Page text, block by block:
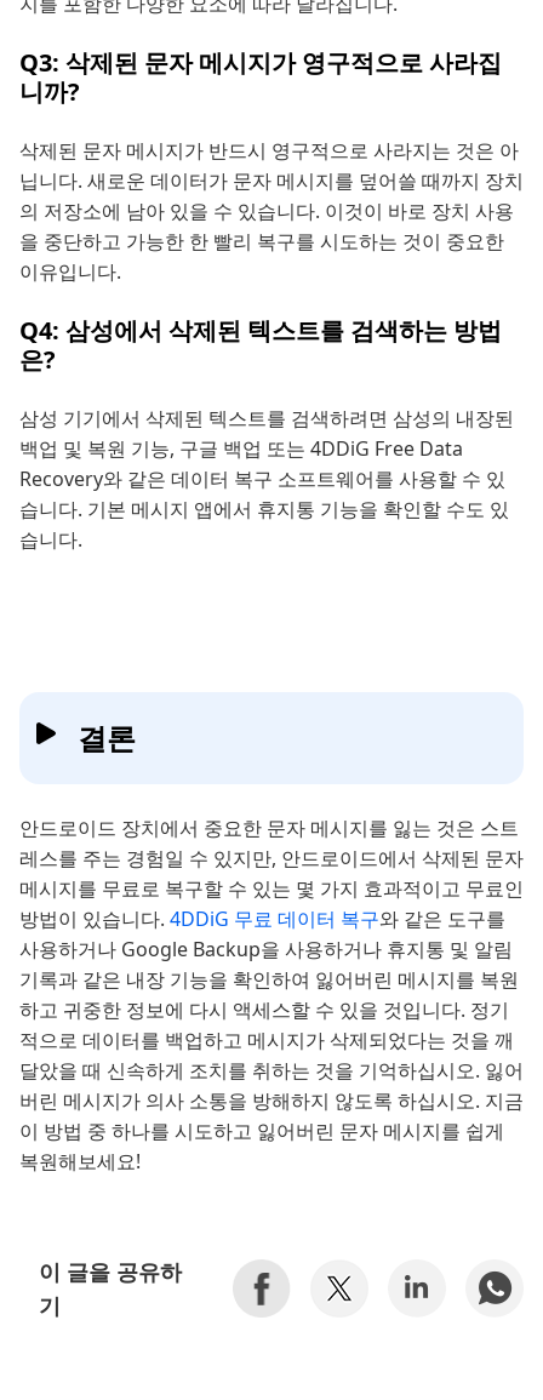
Q3: 삭제된 문자 메시지가 영구적으로 사라집
니까?
삭제된 문자 메시지가 반드시 영구적으로 사라지는 것은 아
닙니다. 새로운 데이터가 문자 메시지를 덮어쓸 때까지 장치
의 저장소에 남아 있을 수 있습니다. 이것이 바로 장치 사용
을 중단하고 가능한 한 빨리 복구를 시도하는 것이 중요한
이유입니다.
Q4: 삼성에서 삭제된 텍스트를 검색하는 방법
은?
삼성 기기에서 삭제된 텍스트를 검색하려면 삼성의 내장된
백업 및 복원 기능, 구글 백업 또는 4DDiG Free Data
Recovery와 같은 데이터 복구 소프트웨어를 사용할 수 있
습니다. 기본 메시지 앱에서 휴지통 기능을 확인할 수도 있
습니다.
결론
안드로이드 장치에서 중요한 문자 메시지를 잃는 것은 스트
레스를 주는 경험일 수 있지만, 안드로이드에서 삭제된 문자
메시지를 무료로 복구할 수 있는 몇 가지 효과적이고 무료인
방법이 있습니다. 4DDiG 무료 데이터 복구와 같은 도구를
사용하거나 Google Backup을 사용하거나 휴지통 및 알림
기록과 같은 내장 기능을 확인하여 잃어버린 메시지를 복원
하고 귀중한 정보에 다시 액세스할 수 있을 것입니다. 정기
적으로 데이터를 백업하고 메시지가 삭제되었다는 것을 깨
달았을 때 신속하게 조치를 취하는 것을 기억하십시오. 잃어
버린 메시지가 의사 소통을 방해하지 않도록 하십시오. 지금
이 방법 중 하나를 시도하고 잃어버린 문자 메시지를 쉽게
복원해보세요!
이 글을 공유하
기